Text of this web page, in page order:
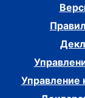
Управление